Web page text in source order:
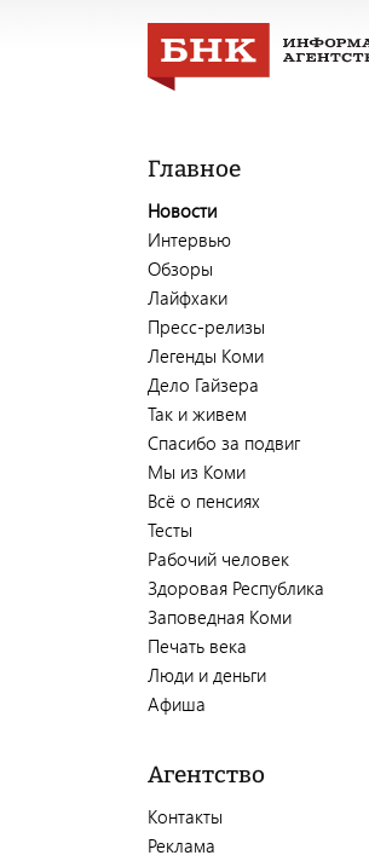
Главное
Новости
Интервью
Обзоры
Лайфхаки
Пресс-релизы
Легенды Коми
Дело Гайзера
Так и живем
Спасибо за подвиг
Мы из Коми
Всё о пенсиях
Тесты
Рабочий человек
Здоровая Республика
Заповедная Коми
Печать века
Люди и деньги
Афиша
Агентство
Контакты
Реклама